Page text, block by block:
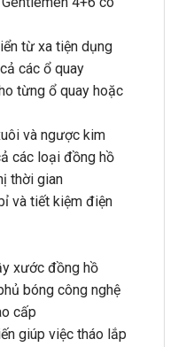
từ xa tiện dụng
các ổ quay
từng ổ quay hoặc
và ngược kim
các loại đồng hồ
thời gian
và tiết kiệm điện
xước đồng hồ
bóng công nghệ
cấp
giúp việc tháo lắp